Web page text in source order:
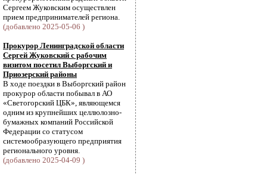
Сергеем Жуковским осуществлен
прием предпринимателей региона.
(добавлено 2025-05-06 )
Прокурор Ленинградской области
Сергей Жуковский с рабочим
визитом посетил Выборгский и
Приозерский районы
В ходе поездки в Выборгский район
прокурор области побывал в АО
«Светогорский ЦБК», являющемся
одним из крупнейших целлюлозно-
бумажных компаний Российской
Федерации со статусом
системообразующего предприятия
регионального уровня.
(добавлено 2025-04-09 )